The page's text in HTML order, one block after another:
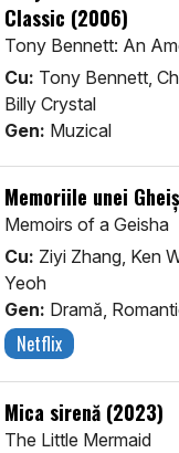
Classic (2006)
Tony Bennett: An
Cu: Tony Bennett,
Billy Crystal
Gen: Muzical
Memoriile unei
Memoirs of a Geisha
Cu: Ziyi Zhang, Ken
Yeoh
Gen: Dramă,
Netflix
Mica sirenă (2023)
The Little Mermaid